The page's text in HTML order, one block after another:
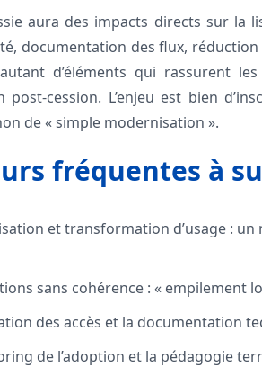
aura des impacts directs sur la
documentation des flux,
d’éléments qui rassurent
cession. L’enjeu est bien
de « simple modernisation ».
fréquentes à
et transformation d’usage :
sans cohérence : « empilement
des accès et la documentation
de l’adoption et la pédagogie